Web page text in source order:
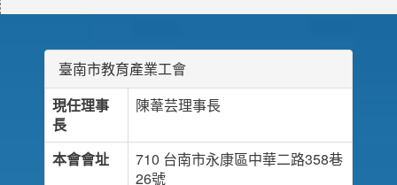
臺南市教育產業工會
現任理事
長
陳葦芸理事長
本會會址
710 台南市永康區中華二路358巷
26號